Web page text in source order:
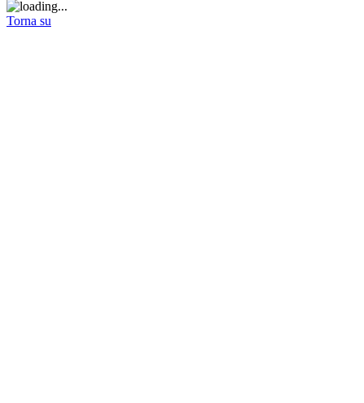
Torna su